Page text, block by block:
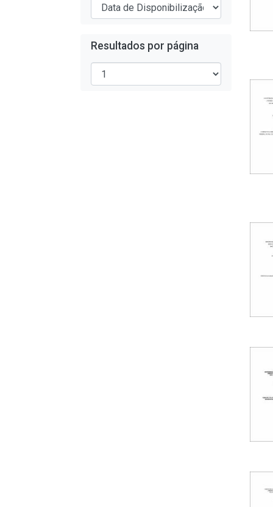
Resultados por página